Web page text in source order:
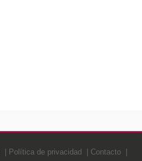
Política de privacidad Contacto